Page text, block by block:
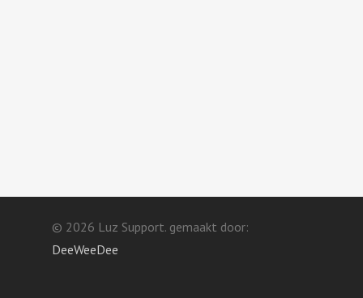
© 2026 Luz Support. gemaakt door:
DeeWeeDee